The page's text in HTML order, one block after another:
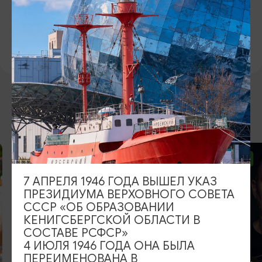
МЕСТО ПРОВЕДЕНИЯ
Грёза Хутор, Озёрский муниципальный округ, пос. Тихомировка,
Показать на карте
ВОЗМОЖНО ВАС ЗАИНТЕРЕСУЕТ
ОТ 2500₽ ОТ 1000₽
7 АПРЕЛЯ 1946 ГОДА ВЫШЕЛ УКАЗ
ПРЕЗИДИУМА ВЕРХОВНОГО СОВЕТА
СССР «ОБ ОБРАЗОВАНИИ
КЕНИГСБЕРГСКОЙ ОБЛАСТИ В
СОСТАВЕ РСФСР»
4 ИЮЛЯ 1946 ГОДА ОНА БЫЛА
ПЕРЕИМЕНОВАНА В